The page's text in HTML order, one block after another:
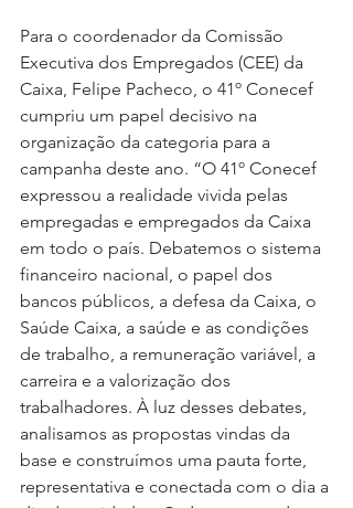
Para o coordenador da Comissão
Executiva dos Empregados (CEE) da
Caixa, Felipe Pacheco, o 41º Conecef
cumpriu um papel decisivo na
organização da categoria para a
campanha deste ano. “O 41º Conecef
expressou a realidade vivida pelas
empregadas e empregados da Caixa
em todo o país. Debatemos o sistema
financeiro nacional, o papel dos
bancos públicos, a defesa da Caixa, o
Saúde Caixa, a saúde e as condições
de trabalho, a remuneração variável, a
carreira e a valorização dos
trabalhadores. À luz desses debates,
analisamos as propostas vindas da
base e construímos uma pauta forte,
representativa e conectada com o dia a